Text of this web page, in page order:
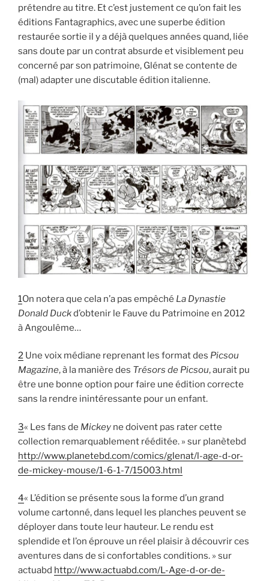
prétendre au titre. Et c’est justement ce qu’on fait les
éditions Fantagraphics, avec une superbe édition
restaurée sortie il y a déjà quelques années quand, liée
sans doute par un contrat absurde et visiblement peu
concerné par son patrimoine, Glénat se contente de
(mal) adapter une discutable édition italienne.
1On notera que cela n’a pas empêché La Dynastie
Donald Duckd’obtenir le Fauve du Patrimoine en 2012
à Angoulême…
2 Une voix médiane reprenant les format des Picsou
Magazine, à la manière des Trésors de Picsou, aurait pu
être une bonne option pour faire une édition correcte
sans la rendre inintéressante pour un enfant.
3« Les fans de Mickey ne doivent pas rater cette
collection remarquablement rééditée. » sur planètebd
http://www.planetebd.com/comics/glenat/l-age-d-or-
de-mickey-mouse/1-6-1-7/15003.html
4« L’édition se présente sous la forme d’un grand
volume cartonné, dans lequel les planches peuvent se
déployer dans toute leur hauteur. Le rendu est
splendide et l’on éprouve un réel plaisir à découvrir ces
aventures dans de si confortables conditions. » sur
actuabd http://www.actuabd.com/L-Age-d-or-de-